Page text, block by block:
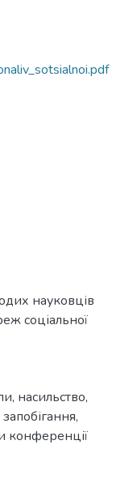
науковців
соціальної
, насильство,
запобігання,
конференції